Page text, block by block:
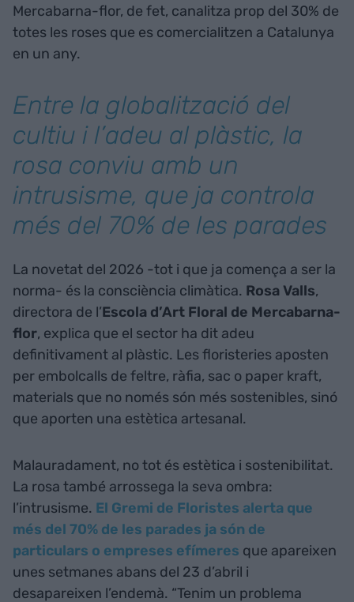
Mercabarna-flor, de fet, canalitza prop del 30% de
totes les roses que es comercialitzen a Catalunya
en un any.
Entre la globalització del
cultiu i l’adeu al plàstic, la
rosa conviu amb un
intrusisme, que ja controla
més del 70% de les parades
La novetat del 2026 -tot i que ja comença a ser la
norma- és la consciència climàtica. Rosa Valls,
directora de l’Escola d’Art Floral de Mercabarna-
flor, explica que el sector ha dit adeu
definitivament al plàstic. Les floristeries aposten
per embolcalls de feltre, ràfia, sac o paper kraft,
materials que no només són més sostenibles, sinó
que aporten una estètica artesanal.
Malauradament, no tot és estètica i sostenibilitat.
La rosa també arrossega la seva ombra:
l’intrusisme. El Gremi de Floristes alerta que
més del 70% de les parades ja són de
particulars o empreses efímeres que apareixen
unes setmanes abans del 23 d’abril i
desapareixen l’endemà. “Tenim un problema